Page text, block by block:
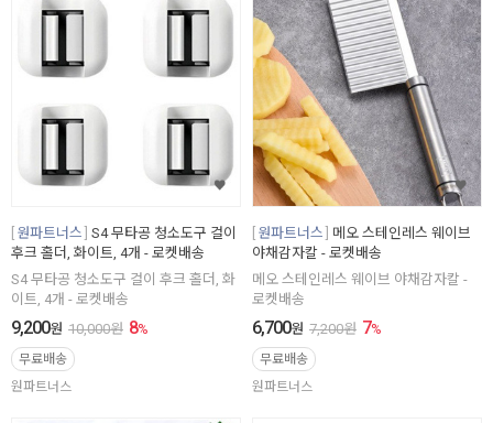
원파트너스 S4 무타공 청소도구 걸이
후크 홀더, 화이트, 4개 - 로켓배송
S4 무타공 청소도구 걸이 후크 홀더, 화
이트, 4개 - 로켓배송
9,200원 10,000원 8%
무료배송
원파트너스
원파트너스
메오 스테인레스 웨이브
야채감자칼 - 로켓배송
메오 스테인레스 웨이브 야채감자칼 -
로켓배송
6,700원 7,200원 7%
무료배송
원파트너스